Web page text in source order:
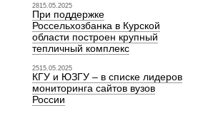
2815.05.2025
При поддержке
Россельхозбанка в Курской
области построен крупный
тепличный комплекс
2515.05.2025
КГУ и ЮЗГУ – в списке лидеров
мониторинга сайтов вузов
России